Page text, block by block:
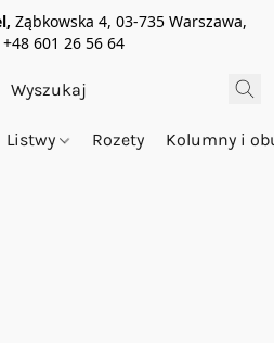
Ząbkowska 4, 03-735 Warszawa,
601 26 56 64
Listwy Rozety Kolumny i